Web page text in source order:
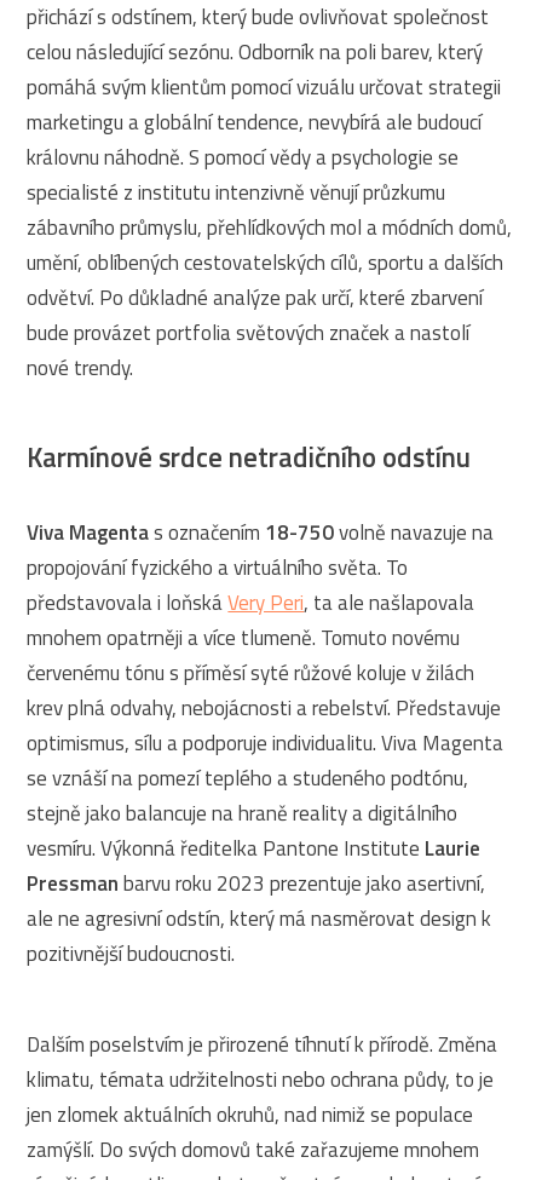
přichází s odstínem, který bude ovlivňovat společnost
celou následující sezónu. Odborník na poli barev, který
pomáhá svým klientům pomocí vizuálu určovat strategii
marketingu a globální tendence, nevybírá ale budoucí
královnu náhodně. S pomocí vědy a psychologie se
specialisté z institutu intenzivně věnují průzkumu
zábavního průmyslu, přehlídkových mol a módních domů,
umění, oblíbených cestovatelských cílů, sportu a dalších
odvětví. Po důkladné analýze pak určí, které zbarvení
bude provázet portfolia světových značek a nastolí
nové trendy.
Karmínové srdce netradičního odstínu
Viva Magentas označením 18-750volně navazuje na
propojování fyzického a virtuálního světa. To
představovala i loňskáVery Peri, ta ale našlapovala
mnohem opatrněji a více tlumeně. Tomuto novému
červenému tónu s příměsí syté růžové koluje v žilách
krev plná odvahy, nebojácnosti a rebelství. Představuje
optimismus, sílu a podporuje individualitu. Viva Magenta
se vznáší na pomezí teplého a studeného podtónu,
stejně jako balancuje na hraně reality a digitálního
vesmíru. Výkonná ředitelka Pantone Institute Laurie
Pressmanbarvu roku 2023 prezentuje jako asertivní,
ale ne agresivní odstín, který má nasměrovat design k
pozitivnější budoucnosti.
Dalším poselstvím je přirozené tíhnutí k přírodě. Změna
klimatu, témata udržitelnosti nebo ochrana půdy, to je
jen zlomek aktuálních okruhů, nad nimiž se populace
zamýšlí. Do svých domovů také zařazujeme mnohem